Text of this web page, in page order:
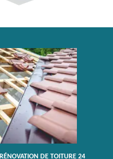
RÉNOVATION DE TOITURE 24